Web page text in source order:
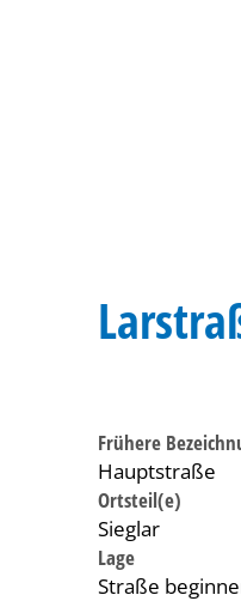
Frühere
Hauptstraße
Ortsteil(e)
Sieglar
Lage
Straße